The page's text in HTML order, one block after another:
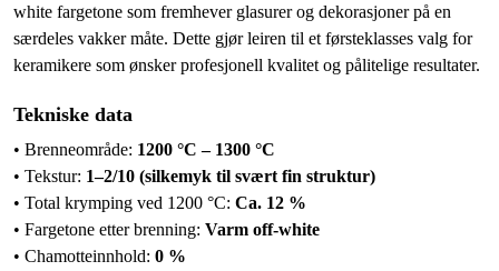
white fargetone som fremhever glasurer og dekorasjoner på en
særdeles vakker måte. Dette gjør leiren til et førsteklasses valg for
keramikere som ønsker profesjonell kvalitet og pålitelige resultater.
Tekniske data
• Brenneområde: 1200 °C – 1300 °C
• Tekstur: 1–2/10 (silkemyk til svært fin struktur)
• Total krymping ved 1200 °C: Ca. 12 %
• Fargetone etter brenning: Varm off-white
• Chamotteinnhold: 0 %